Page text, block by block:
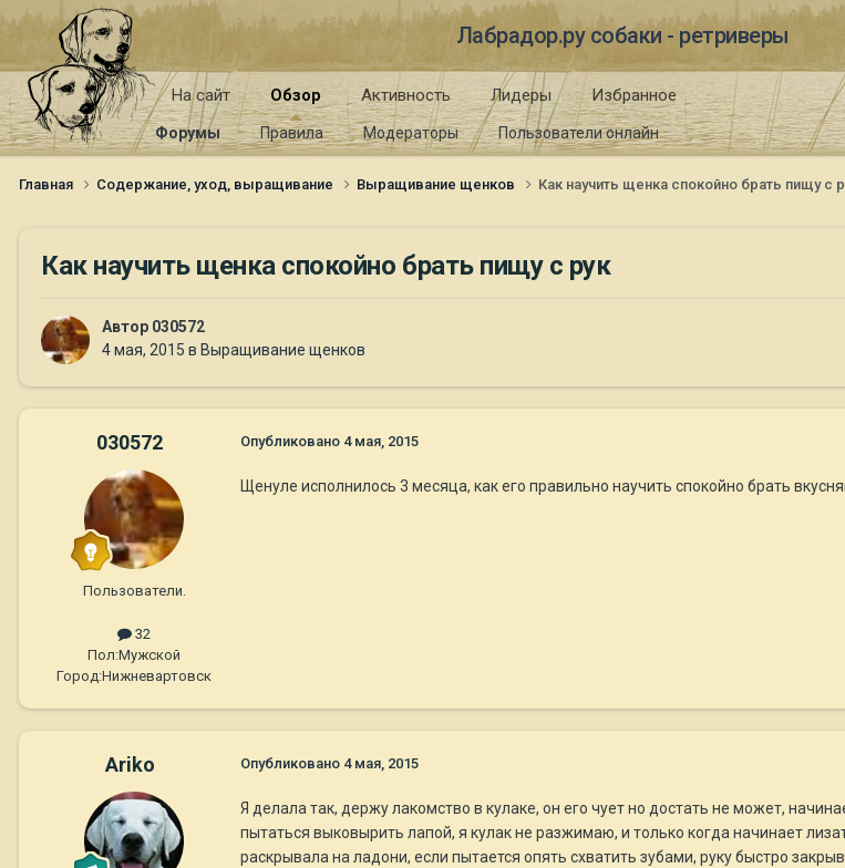
Лабрадор.ру собаки - ретриверы
На сайт Обзор
Форумы Правила Модераторы Пользователи онлайн
Активность Лидеры Избранное
Главная Содержание, уход, выращивание Выращивание щенков Как научить щенка спокойно брать пищу с
Как научить щенка спокойно брать пищу с рук
Автор 030572
4 мая, 2015 в Выращивание щенков
030572
Пользователи.
32
Пол:Мужской
Город:Нижневартовск
Опубликовано 4 мая, 2015
Щенуле исполнилось 3 месяца, как его правильно научить спокойно брать
Ariko Опубликовано 4 мая, 2015
Я делала так, держу лакомство в кулаке, он его чует но достать не может,
пытаться выковырить лапой, я кулак не разжимаю, и только когда начинает
раскрывала на ладони, если пытается опять схватить зубами, руку быстро